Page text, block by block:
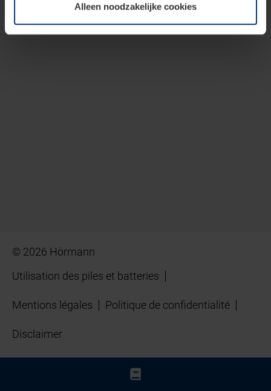
wijzigen of herroepen.Alleen noodzakelijke cookies
© 2026 Hörmann
Utilisation des piles et batteries
Mentions légales Politique de confidentialité
Disclaimer